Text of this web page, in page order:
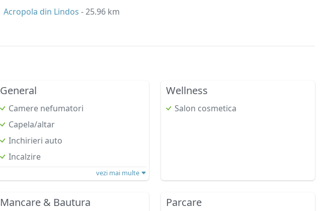
Acropola din Lindos - 25.96 km
General
Camere nefumatori
Capela/altar
Inchirieri auto
Incalzire
vezi mai multe
Wellness
Salon cosmetica
Mancare & Bautura Parcare